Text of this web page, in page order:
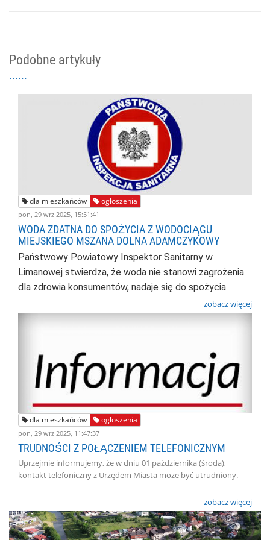
Podobne artykuły
dla mieszkańców ogłoszenia
pon, 29 wrz 2025, 15:51:41
WODA ZDATNA DO SPOŻYCIA Z WODOCIĄGU
MIEJSKIEGO MSZANA DOLNA ADAMCZYKOWY
Państwowy Powiatowy Inspektor Sanitarny w
Limanowej stwierdza, że woda nie stanowi zagrożenia
dla zdrowia konsumentów, nadaje się do spożycia
zobacz więcej
dla mieszkańców ogłoszenia
pon, 29 wrz 2025, 11:47:37
TRUDNOŚCI Z POŁĄCZENIEM TELEFONICZNYM
Uprzejmie informujemy, że w dniu 01 października (środa),
kontakt telefoniczny z Urzędem Miasta może być utrudniony.
zobacz więcej